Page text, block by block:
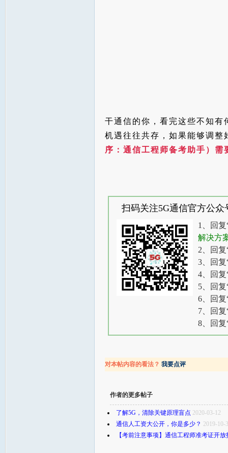
干通信的你，看完这些不知有
机遇往往共存，如果能够调整
序：通信工程师备考助手）
扫码关注5G通信官方公
1、回复
解决方
2、回复
3、回复
4、回复
5、回复
6、回复
7、回复
8、回复
对本帖内容的看法？ 我要点评
作者的更多帖子
了解5G，清除关键原理盲点 2020-03-12
通信人工资大公开，你是多少？ 2019-10-
【考前注意事项】通信工程师准考证开